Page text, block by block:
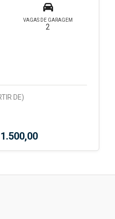
VAGAS DE GARAGEM
2
DE)